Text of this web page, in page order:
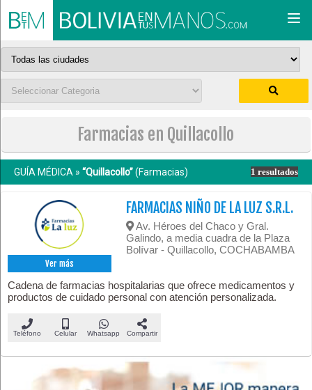
Farmacias en Quillacollo
GUÍA MÉDICA » “Quillacollo”(Farmacias) 1 resultados
Ver más
FARMACIAS NIÑO DE LA LUZ S.R.L.
Av. Héroes del Chaco y Gral.
Galindo, a media cuadra de la Plaza
Bolívar - Quillacollo, COCHABAMBA
Cadena de farmacias hospitalarias que ofrece medicamentos y
productos de cuidado personal con atención personalizada.
Teléfono Celular Whatsapp Compartir